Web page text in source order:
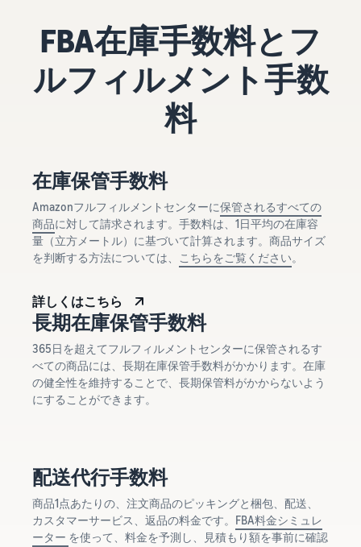
FBA在庫手数料とフ
ルフィルメント手数
料
在庫保管手数料
Amazonフルフィルメントセンターに保管されるすべての
商品に対して請求されます。手数料は、1日平均の在庫容
量（立方メートル）に基づいて計算されます。商品サイズ
を判断する方法については、
こちらをご覧ください。
詳しくはこちら
長期在庫保管手数料
365日を超えてフルフィルメントセンターに保管されるす
べての商品には、長期在庫保管手数料がかかります。在庫
の健全性を維持することで、長期保管料がかからないよう
にすることができます。
配送代行手数料
商品1点あたりの、注文商品のピッキングと梱包、配送、
カスタマーサービス、返品の料金です。 FBA料金シミュレ
ーター を使って、料金を予測し、見積もり額を事前に確認